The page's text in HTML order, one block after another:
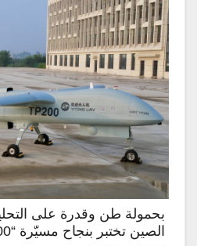
الصين تختبر بنجاح مسيّرة “TP200”